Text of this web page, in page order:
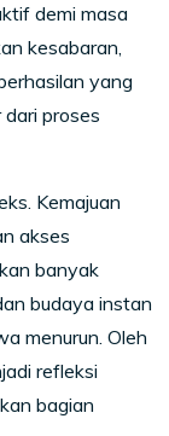
demi masa
kesabaran,
yang
proses
Kemajuan
akses
banyak
budaya instan
menurun. Oleh
refleksi
bagian